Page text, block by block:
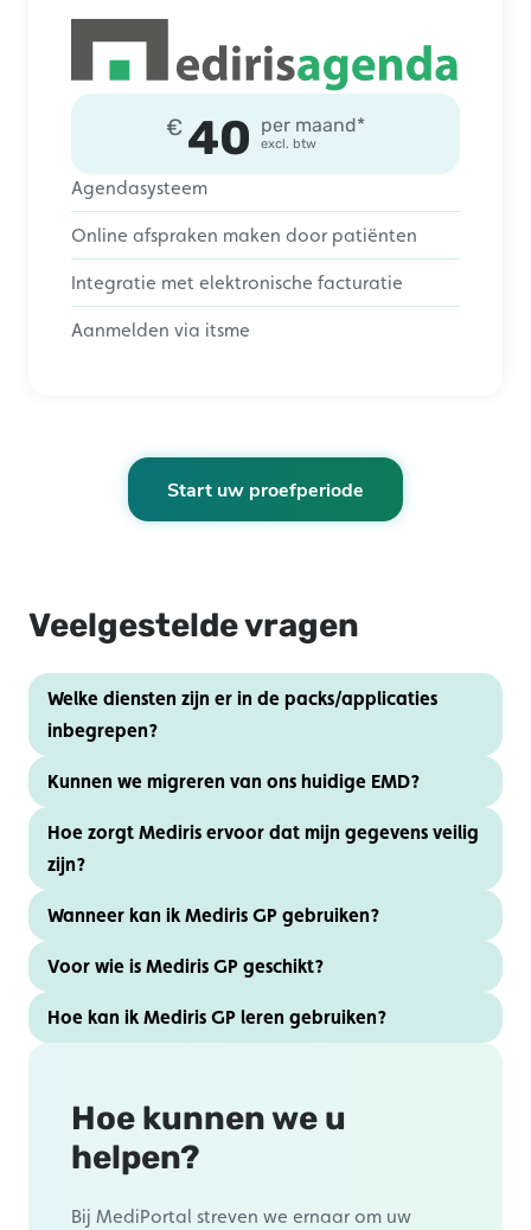
€ 40 per maand*
excl. btw
Agendasysteem
Online afspraken maken door patiënten
Integratie met elektronische facturatie
Aanmelden via itsme
Start uw proefperiode
Veelgestelde vragen
Welke diensten zijn er in de packs/applicaties
inbegrepen?
Kunnen we migreren van ons huidige EMD?
Hoe zorgt Mediris ervoor dat mijn gegevens veilig
zijn?
Wanneer kan ik Mediris GP gebruiken?
Voor wie is Mediris GP geschikt?
Hoe kan ik Mediris GP leren gebruiken?
Hoe kunnen we u
helpen?
Bij MediPortal streven we ernaar om uw